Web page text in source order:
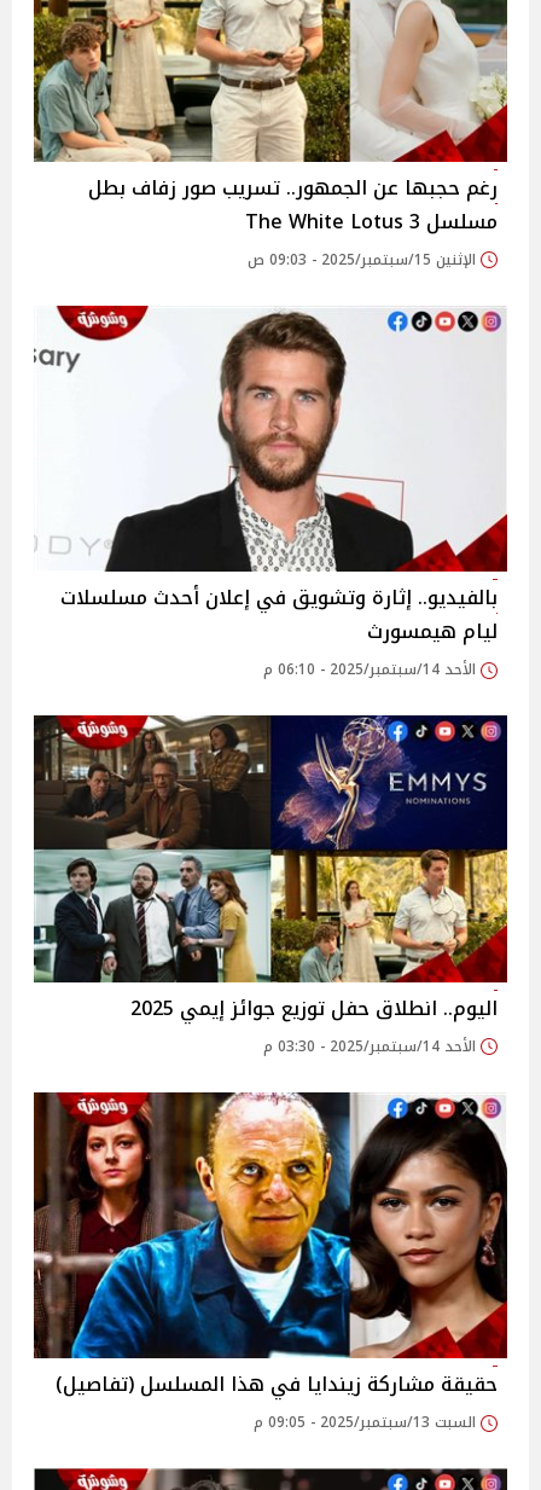
رغم حجبها عن الجمهور.. تسريب صور زفاف بطل
مسلسل The White Lotus 3
الإثنين 15/سبتمبر/2025 - 09:03 ص
بالفيديو.. إثارة وتشويق في إعلان أحدث مسلسلات
ليام هيمسورث
الأحد 14/سبتمبر/2025 - 06:10 م
اليوم.. انطلاق حفل توزيع جوائز إيمي 2025
الأحد 14/سبتمبر/2025 - 03:30 م
حقيقة مشاركة زيندايا في هذا المسلسل (تفاصيل)
السبت 13/سبتمبر/2025 - 09:05 م